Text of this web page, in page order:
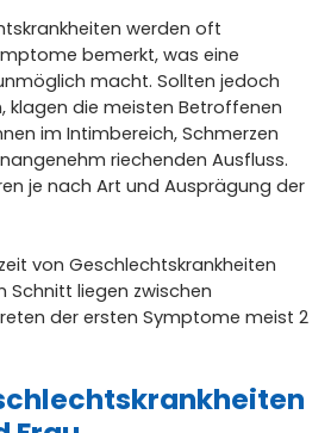
werden oft
bemerkt, was eine
macht. Sollten jedoch
die meisten Betroffenen
im Intimbereich, Schmerzen
riechenden Ausfluss.
je nach Art und Ausprägung der
von Geschlechtskrankheiten
Schnitt liegen zwischen
der ersten Symptome meist 2